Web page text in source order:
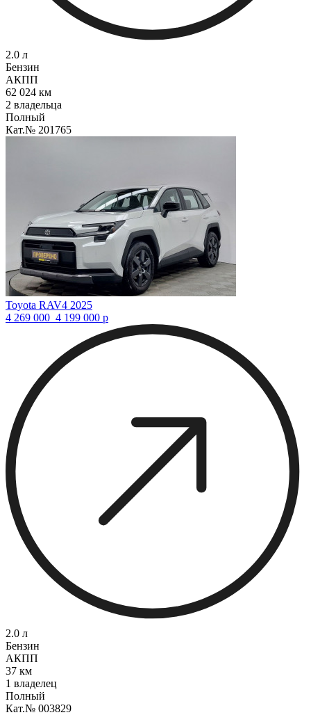
2.0 л
Бензин
АКПП
62 024 км
2 владельца
Полный
Кат.№ 201765
Toyota RAV4 2025
4 269 000 4 199 000 р
2.0 л
Бензин
АКПП
37 км
1 владелец
Полный
Кат.№ 003829